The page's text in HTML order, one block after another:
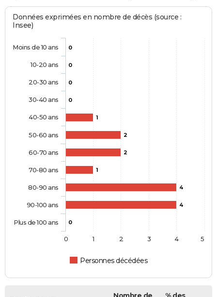
Données exprimées en nombre de décès (source :
Insee)
0
0
0
0
1
2
2
1
4
4
0
Personnes décédées
Moins de 10 ans
10-20 ans
20-30 ans
30-40 ans
40-50 ans
50-60 ans
60-70 ans
70-80 ans
80-90 ans
90-100 ans
Plus de 100 ans
0 1 2 3 4 5